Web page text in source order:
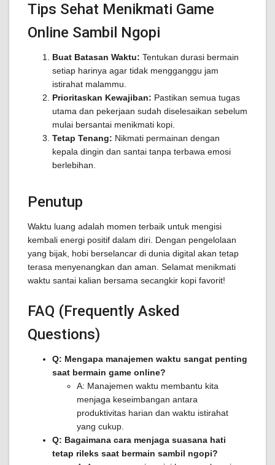
Tips Sehat Menikmati Game
Online Sambil Ngopi
Buat Batasan Waktu: Tentukan durasi bermain
setiap harinya agar tidak mengganggu jam
istirahat malammu.
Prioritaskan Kewajiban: Pastikan semua tugas
utama dan pekerjaan sudah diselesaikan sebelum
mulai bersantai menikmati kopi.
Tetap Tenang: Nikmati permainan dengan
kepala dingin dan santai tanpa terbawa emosi
berlebihan.
Penutup
Waktu luang adalah momen terbaik untuk mengisi
kembali energi positif dalam diri. Dengan pengelolaan
yang bijak, hobi berselancar di dunia digital akan tetap
terasa menyenangkan dan aman. Selamat menikmati
waktu santai kalian bersama secangkir kopi favorit!
FAQ (Frequently Asked
Questions)
Q: Mengapa manajemen waktu sangat penting
saat bermain game online?
A: Manajemen waktu membantu kita
menjaga keseimbangan antara
produktivitas harian dan waktu istirahat
yang cukup.
Q: Bagaimana cara menjaga suasana hati
tetap rileks saat bermain sambil ngopi?